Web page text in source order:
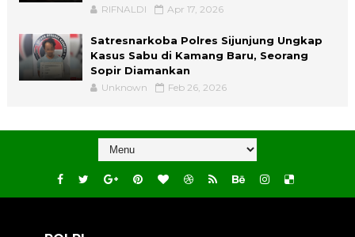
RIFNALDI Apr 17, 2026
Satresnarkoba Polres Sijunjung Ungkap
Kasus Sabu di Kamang Baru, Seorang
Sopir Diamankan
Unknown Feb 26, 2026